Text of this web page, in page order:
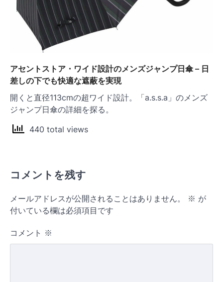
アセントストア・ワイド設計のメンズジャンプ日傘 – 日
差しの下でも快適な遮蔽を実現
開くと直径113cmの超ワイド設計。「a.s.s.a」のメンズ
ジャンプ日傘の詳細を探る。
440 total views
コメントを残す
メールアドレスが公開されることはありません。 ※ が
付いている欄は必須項目です
コメント ※